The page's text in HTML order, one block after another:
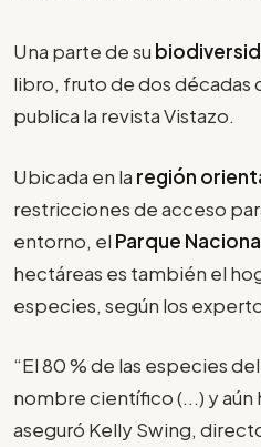
Una parte de su
libro, fruto de dos décadas
publica la revista Vistazo.
Ubicada en la región
restricciones de acceso
entorno, el Parque
hectáreas es también el
especies, según los
“El 80 % de las especies
nombre científico (...) y aún
aseguró Kelly Swing,